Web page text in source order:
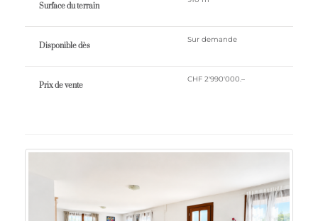
Surface du terrain
Disponible dès
Sur demande
Prix ​​de vente
CHF 2'990'000.–